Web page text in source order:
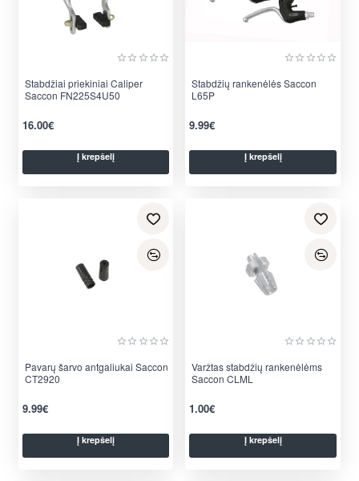
Stabdžiai priekiniai Caliper
Saccon FN225S4U50
16.00€
Į krepšelį
Stabdžių rankenėlės Saccon
L65P
9.99€
Į krepšelį
Pavarų šarvo antgaliukai Saccon
CT2920
9.99€
Į krepšelį
Varžtas stabdžių rankenėlėms
Saccon CLML
1.00€
Į krepšelį